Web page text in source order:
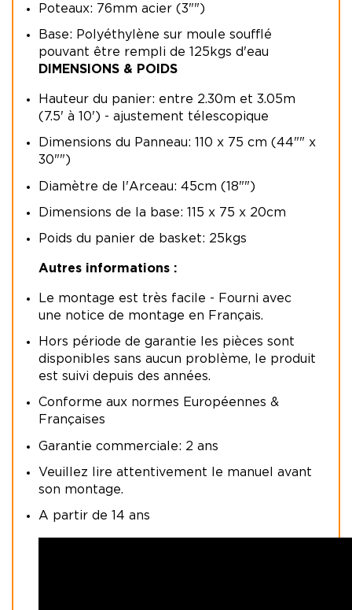
Poteaux: 76mm acier (3"")
Base: Polyéthylène sur moule soufflé
pouvant être rempli de 125kgs d'eau
DIMENSIONS & POIDS
Hauteur du panier: entre 2.30m et 3.05m
(7.5' à 10') - ajustement télescopique
Dimensions du Panneau: 110 x 75 cm (44"" x
30"")
Diamètre de l'Arceau: 45cm (18"")
Dimensions de la base: 115 x 75 x 20cm
Poids du panier de basket: 25kgs
Autres informations :
Le montage est très facile - Fourni avec
une notice de montage en Français.
Hors période de garantie les pièces sont
disponibles sans aucun problème, le produit
est suivi depuis des années.
Conforme aux normes Européennes &
Françaises
Garantie commerciale: 2 ans
Veuillez lire attentivement le manuel avant
son montage.
A partir de 14 ans